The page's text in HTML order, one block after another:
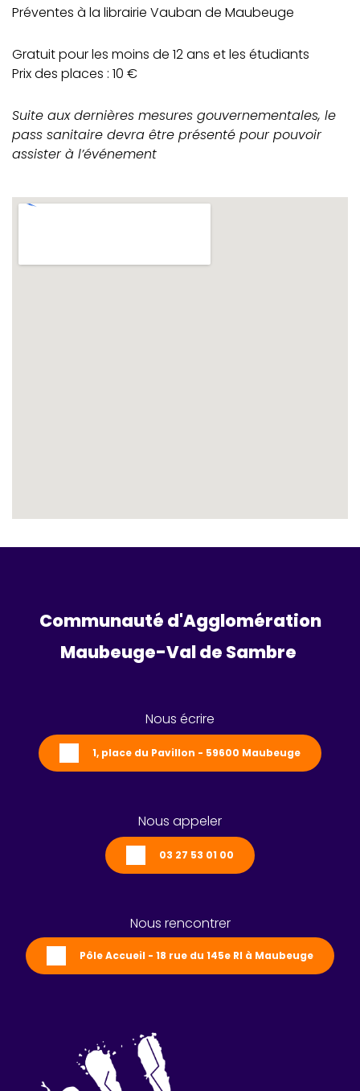
Préventes à la librairie Vauban de Maubeuge
Gratuit pour les moins de 12 ans et les étudiants
Prix des places : 10 €
Suite aux dernières mesures gouvernementales, le
pass sanitaire devra être présenté pour pouvoir
assister à l’événement
Communauté d'Agglomération
Maubeuge-Val de Sambre
Nous écrire
1, place du Pavillon - 59600 Maubeuge
Nous appeler
03 27 53 01 00
Nous rencontrer
Pôle Accueil - 18 rue du 145e RI à Maubeuge